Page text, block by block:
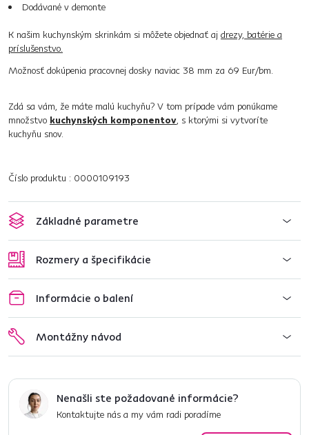
Dodávané v demonte
K našim kuchynským skrinkám si môžete objednať aj drezy, batérie a
príslušenstvo.
Možnosť dokúpenia pracovnej dosky naviac 38 mm za 69 Eur/bm.
Zdá sa vám, že máte malú kuchyňu? V tom prípade vám ponúkame
množstvo kuchynských komponentov, s ktorými si vytvoríte
kuchyňu snov.
Číslo produktu : 0000109193
Základné parametre
Rozmery a špecifikácie
Informácie o balení
Montážny návod
Nenašli ste požadované informácie?
Kontaktujte nás a my vám radi poradíme